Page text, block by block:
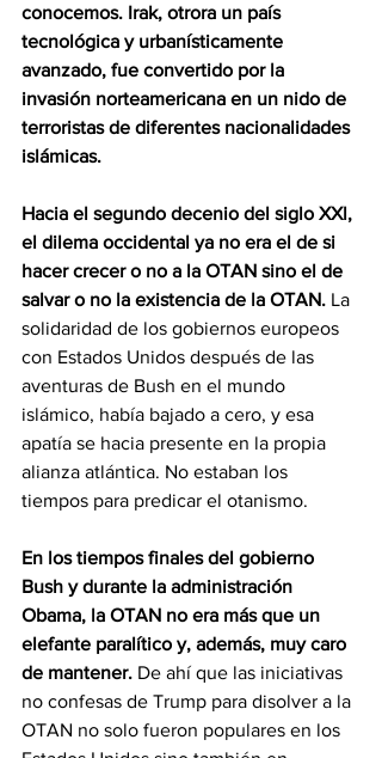
conocemos. Irak, otrora un país
tecnológica y urbanísticamente
avanzado, fue convertido por la
invasión norteamericana en un nido de
terroristas de diferentes nacionalidades
islámicas.
Hacia el segundo decenio del siglo XXl,
el dilema occidental ya no era el de si
hacer crecer o no a la OTAN sino el de
salvar o no la existencia de la OTAN. La
solidaridad de los gobiernos europeos
con Estados Unidos después de las
aventuras de Bush en el mundo
islámico, había bajado a cero, y esa
apatía se hacia presente en la propia
alianza atlántica. No estaban los
tiempos para predicar el otanismo.
En los tiempos finales del gobierno
Bush y durante la administración
Obama, la OTAN no era más que un
elefante paralítico y, además, muy caro
de mantener. De ahí que las iniciativas
no confesas de Trump para disolver a la
OTAN no solo fueron populares en los